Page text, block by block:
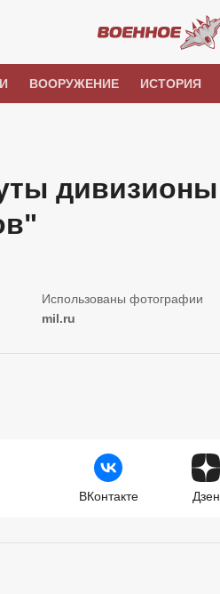
ВООРУЖЕНИЕ ИСТОРИЯ
дивизионы
mil.ru
ВКонтакте Дзен